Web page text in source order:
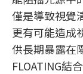
僅是導致視覺
更有可能造成
供長期暴露在
FLOATING結